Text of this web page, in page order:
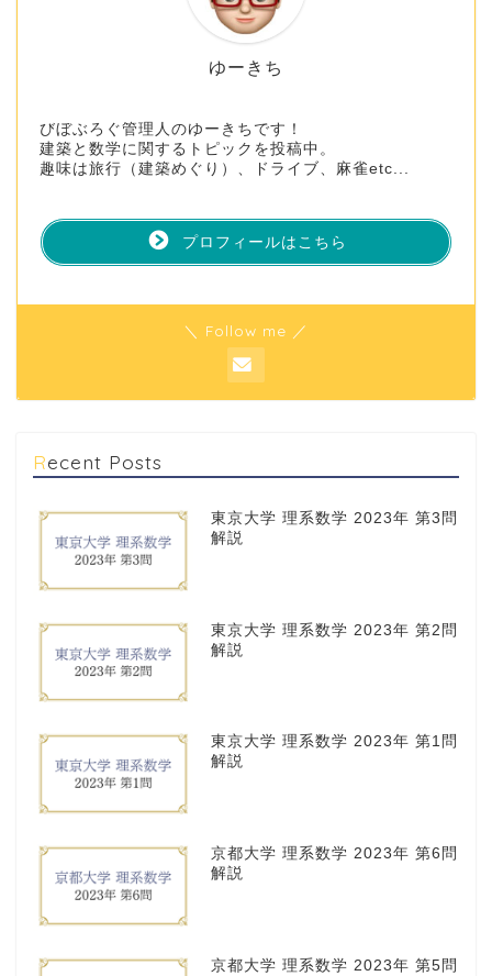
ゆーきち
びぼぶろぐ管理人のゆーきちです！
建築と数学に関するトピックを投稿中。
趣味は旅行（建築めぐり）、ドライブ、麻雀etc...
プロフィールはこちら
＼ Follow me ／
Recent Posts
東京大学 理系数学 2023年 第3問
解説
東京大学 理系数学 2023年 第2問
解説
東京大学 理系数学 2023年 第1問
解説
京都大学 理系数学 2023年 第6問
解説
京都大学 理系数学 2023年 第5問